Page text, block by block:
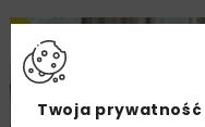
Twoja